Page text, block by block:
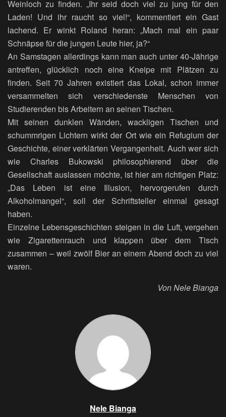
Weinloch zu finden. „Ihr seid doch viel zu jung für den
Laden! Und ihr raucht so viel!“, kommentiert ein Gast
lachend. Er winkt Roland heran: „Mach mal ein paar
Schnäpse für die jungen Leute hier, ja?“
An Samstagen allerdings kann man auch unter 40-Jährige
antreffen, glücklich noch eine Kneipe mit Plätzen zu
finden. Seit 70 Jahren existiert das Lokal, schon immer
versammelten sich verschiedenste Menschen von
Studierenden bis Arbeitern an seinen Tischen.
Mit seinen dunklen Wänden, wackligen Tischen und
schummrigen Lichtern wirkt der Ort wie ein Refugium der
Geschichte, einer verklärten Vergangenheit. Auch wer sich
wie Charles Bukowski philosophierend über die
Gesellschaft auslassen möchte, ist hier am richtigen Platz:
„Das Leben ist eine Illusion, hervorgerufen durch
Alkoholmangel“, soll der Schriftsteller einmal gesagt
haben.
Einzelne Lebensgeschichten steigen in die Luft, vergehen
wie Zigarettenrauch und klappen über dem Tisch
zusammen – weil zwölf Bier an einem Abend doch zu viel
waren.
Von Nele Bianga
Nele Bianga